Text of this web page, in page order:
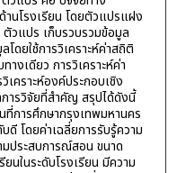
นโรงเรียน โดยตัวแปรแฝง
วแปร เก็บรวบรวมข้อมูล
ดยใช้การวิเคราะห์ค่าสถิติ
งเดียว การวิเคราะห์ค่า
คราะห์องค์ประกอบเชิง
การวิจัยที่สำคัญ สรุปได้ดังนี้
การศึกษากรุงเทพมหานคร
ดี โดยค่าเฉลี่ยการรับรู้ความ
ประสบการณ์สอน ขนาด
นในระดับโรงเรียน มีความ